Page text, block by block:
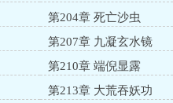
第204章 死亡沙虫
第207章 九凝玄水镜
第210章 端倪显露
第213章 大荒吞妖功